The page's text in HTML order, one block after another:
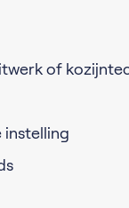
of
instelling